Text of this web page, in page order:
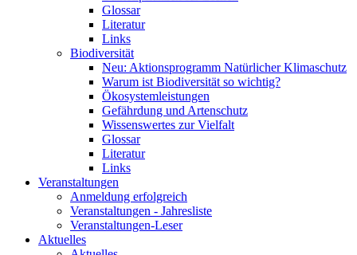
Glossar
Literatur
Links
Biodiversität
Neu: Aktionsprogramm Natürlicher Klimaschutz
Warum ist Biodiversität so wichtig?
Ökosystemleistungen
Gefährdung und Artenschutz
Wissenswertes zur Vielfalt
Glossar
Literatur
Links
Veranstaltungen
Anmeldung erfolgreich
Veranstaltungen - Jahresliste
Veranstaltungen-Leser
Aktuelles